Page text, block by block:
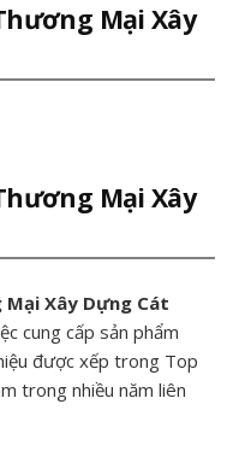
Mại Xây
Mại Xây
Mại Xây Dựng Cát
cung cấp sản phẩm
được xếp trong Top
trong nhiều năm liên